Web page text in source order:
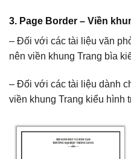
3. Page Border – Viền
– Đối với các tài liệu văn
nên viền khung Trang bìa
– Đối với các tài liệu dành
viền khung Trang kiểu hình